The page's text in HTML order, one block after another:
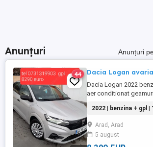
Anunțuri Anunțuri
44 Dacia Logan
Dacia Logan 2022
aer conditionat
.prezinta usoare
.180000km recent
tel o73131 9903
2022 | benzina + gpl |
Arad, Arad
5 august